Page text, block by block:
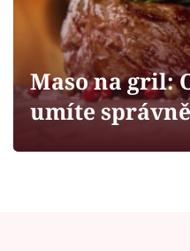
Sledujte prima+
Filmový festival
Maso na gril:
umíte